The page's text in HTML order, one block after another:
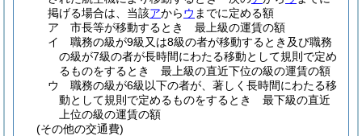
掲げる場合は、当該アからウ までに定める額
ア
市長等が移動するとき 最上級の運賃の額
イ
職務の級が9級又は8級の者が移動するとき及び職務
の級が7級の者が長時間にわたる移動として規則で定め
るものをするとき 最上級の直近下位の級の運賃の額
ウ
職務の級が6級以下の者が、著しく長時間にわたる移
動として規則で定めるものをするとき 最下級の直近
上位の級の運賃の額
(その他の交通費)